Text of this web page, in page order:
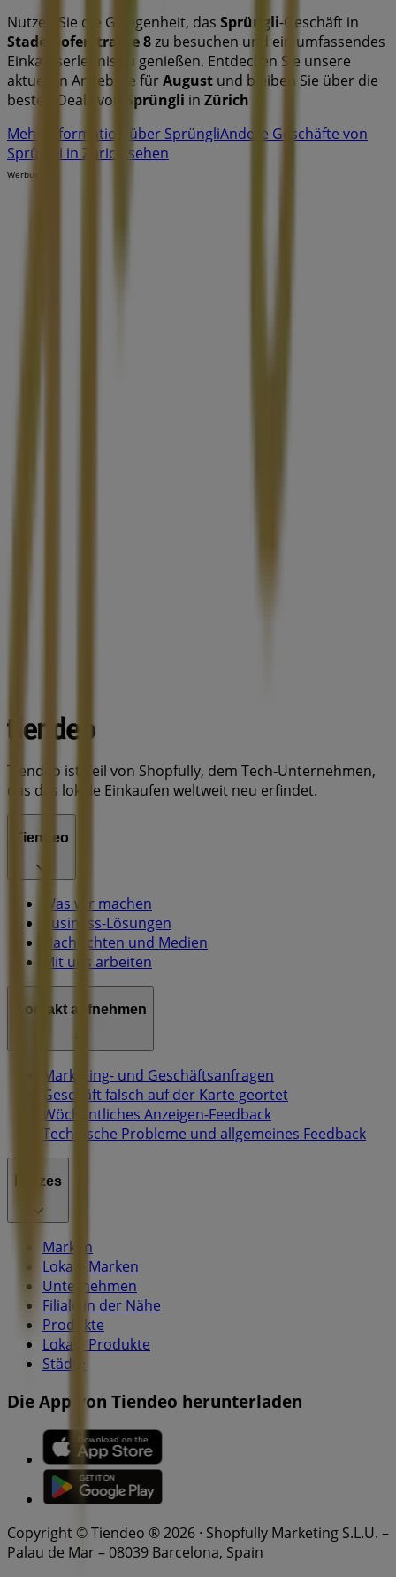
Nutzen Sie die Gelegenheit, das Sprüngli-Geschäft in
Stadelhoferstrasse 8zu besuchen und ein umfassendes
Einkaufserlebnis zu genießen. Entdecken Sie unsere
aktuellen Angebote fürAugust und bleiben Sie über die
besten Deals von
Sprüngli in Zürich
Mehr Information über SprüngliAndere Geschäfte von
Sprüngli in Zürich sehen
Werbung
Tiendeo ist Teil von Shopfully, dem Tech-Unternehmen,
das das lokale Einkaufen weltweit neu erfindet.
Tiendeo
Was wir machen
Business-Lösungen
Nachrichten und Medien
Mit uns arbeiten
Kontakt aufnehmen
Marketing- und Geschäftsanfragen
Geschäft falsch auf der Karte geortet
Wöchentliches Anzeigen-Feedback
Technische Probleme und allgemeines Feedback
Indizes
Marken
Lokale Marken
Unternehmen
Filiale in der Nähe
Produkte
Lokale Produkte
Städte
Die App von Tiendeo herunterladen
Copyright © Tiendeo ® 2026 · Shopfully Marketing S.L.U. –
Palau de Mar – 08039 Barcelona, Spain